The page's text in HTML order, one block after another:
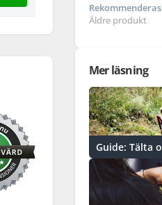
Äldre produkt
Mer läsning
Guide: Tälta